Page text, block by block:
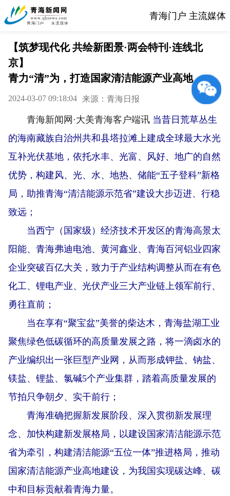
青海门户 主流媒体
【筑梦现代化 共绘新图景·两会特刊·连线北
京】
青力“清”为，打造国家清洁能源产业高地
2024-03-07 09:18:04 来源：青海日报
青海新闻网·大美青海客户端讯 当昔日荒草丛生
的海南藏族自治州共和县塔拉滩上建成全球最大水光
互补光伏基地，依托水丰、光富、风好、地广的自然
优势，构建风、光、水、地热、储能“五子登科”新格
局，助推青海“清洁能源示范省”建设大步迈进、行稳
致远；
当西宁（国家级）经济技术开发区的青海高景太
阳能、青海弗迪电池、黄河鑫业、青海百河铝业四家
企业突破百亿大关，致力于产业结构调整从而在有色
化工、锂电产业、光伏产业三大产业链上领军前行、
勇往直前；
当在享有“聚宝盆”美誉的柴达木，青海盐湖工业
聚焦绿色低碳循环的高质量发展之路，将一滴卤水的
产业编织出一张巨型产业网，从而形成钾盐、钠盐、
镁盐、锂盐、氯碱5个产业集群，踏着高质量发展的
节拍只争朝夕、实干前行；
青海准确把握新发展阶段、深入贯彻新发展理
念、加快构建新发展格局，以建设国家清洁能源示范
省为牵引，构建清洁能源“五位一体”推进格局，推动
国家清洁能源产业高地建设，为我国实现碳达峰、碳
中和目标贡献着青海力量。